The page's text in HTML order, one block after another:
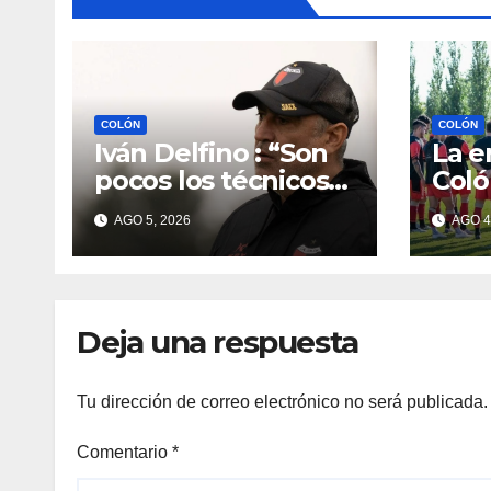
COLÓN
Iván Delfino : “Son
pocos los técnicos
que pueden dirigir
al equipo del que
son hinchas”
AGO 5, 2026
COLÓN
La
AGO
Deja una respuesta
Tu dirección de correo electrónico no será publicada.
Comentario *